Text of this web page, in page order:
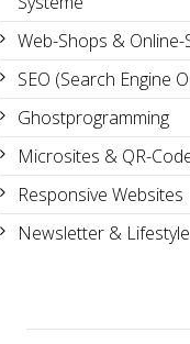
Web-Shops & Online-
SEO (Search Engine
Ghostprogramming
Microsites & QR-
Responsive Websites
Newsletter &